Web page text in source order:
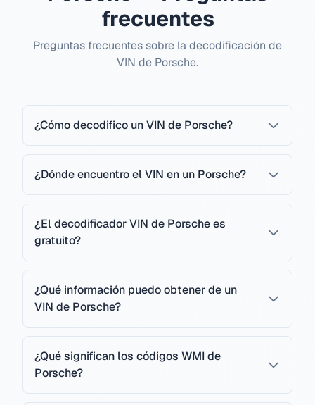
frecuentes
Preguntas frecuentes sobre la decodificación de
VIN de Porsche.
¿Cómo decodifico un VIN de Porsche?
¿Dónde encuentro el VIN en un Porsche?
¿El decodificador VIN de Porsche es
gratuito?
¿Qué información puedo obtener de un
VIN de Porsche?
¿Qué significan los códigos WMI de
Porsche?